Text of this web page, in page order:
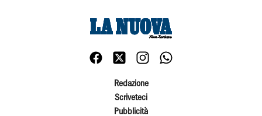
Redazione
Scriveteci
Pubblicità